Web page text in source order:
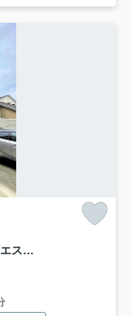
MONO COMODO WEST（モノコモドウエスト）